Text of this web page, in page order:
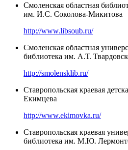
Смоленская областная
им. И.С. Соколова-Микитова
http://www.libsoub.ru/
Смоленская областная
библиотека им. А.Т.
http://smolensklib.ru/
Ставропольская краевая
Екимцева
http://www.ekimovka.ru/
Ставропольская краевая
библиотека им. М.Ю.